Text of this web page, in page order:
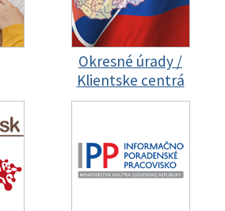
Okresné úrady /
Klientske centrá